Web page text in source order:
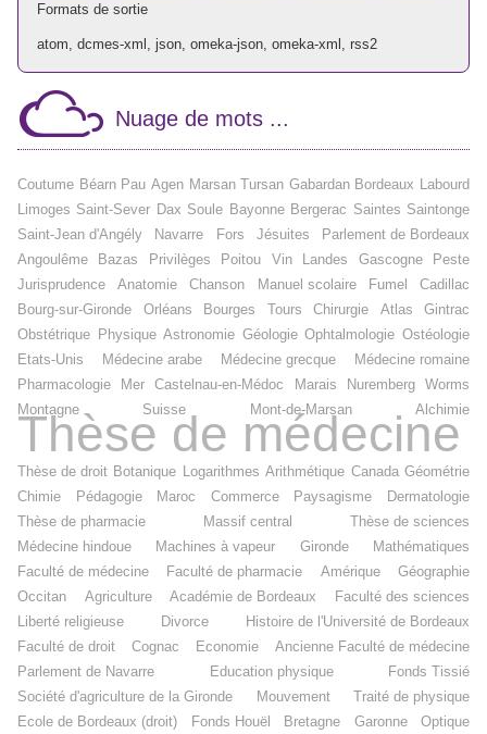
Formats de sortie
atom, dcmes-xml , json, omeka-json, omeka-xml , rss2
Nuage de mots ...
Coutume Béarn Pau Agen Marsan Tursan Gabardan Bordeaux Labourd
Limoges Saint-Sever Dax Soule Bayonne Bergerac Saintes Saintonge
Saint-Jean d'Angély
Navarre Fors Jésuites
Parlement de Bordeaux
Angoulême
Bazas Privilèges Poitou Vin Landes Gascogne
Peste
Jurisprudence
Anatomie Chanson Manuel scolaire Fumel
Cadillac
Bourg-sur-Gironde
Orléans Bourges Tours Chirurgie Atlas
Gintrac
Obstétrique Physique Astronomie Géologie Ophtalmologie Ostéologie
Etats-Unis
Médecine arabe Médecine grecque
Médecine romaine
Pharmacologie
Mer Castelnau-en-Médoc Marais Nuremberg
Worms
Montagne
Suisse Mont-de-Marsan Alchimie
Thèse de médecine
Thèse de droit Botanique Logarithmes Arithmétique Canada Géométrie
Chimie
Pédagogie Maroc Commerce Paysagisme
Dermatologie
Thèse de pharmacie
Massif central
Thèse de sciences
Médecine hindoue
Machines à vapeur Gironde
Mathématiques
Faculté de médecine
Faculté de pharmacie Amérique
Géographie
Occitan
Agriculture Académie de Bordeaux
Faculté des sciences
Liberté religieuse
Divorce
Histoire de l'Université de Bordeaux
Faculté de droit
Cognac Economie
Ancienne Faculté de médecine
Parlement de Navarre
Education physique
Fonds Tissié
Société d'agriculture de la Gironde
Mouvement
Traité de physique
Ecole de Bordeaux (droit)
Fonds Houël Bretagne Garonne Optique